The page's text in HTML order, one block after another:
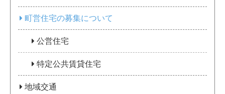
町営住宅の募集について
公営住宅
特定公共賃貸住宅
地域交通